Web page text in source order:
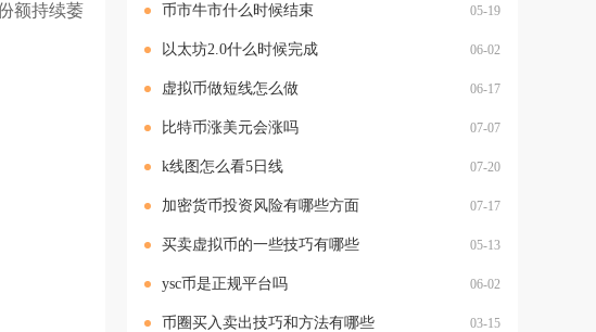
额持续萎 币市牛市什么时候结束 05-19
以太坊2.0什么时候完成 06-02
虚拟币做短线怎么做 06-17
比特币涨美元会涨吗 07-07
k线图怎么看5日线 07-20
加密货币投资风险有哪些方面 07-17
买卖虚拟币的一些技巧有哪些 05-13
ysc币是正规平台吗 06-02
币圈买入卖出技巧和方法有哪些 03-15